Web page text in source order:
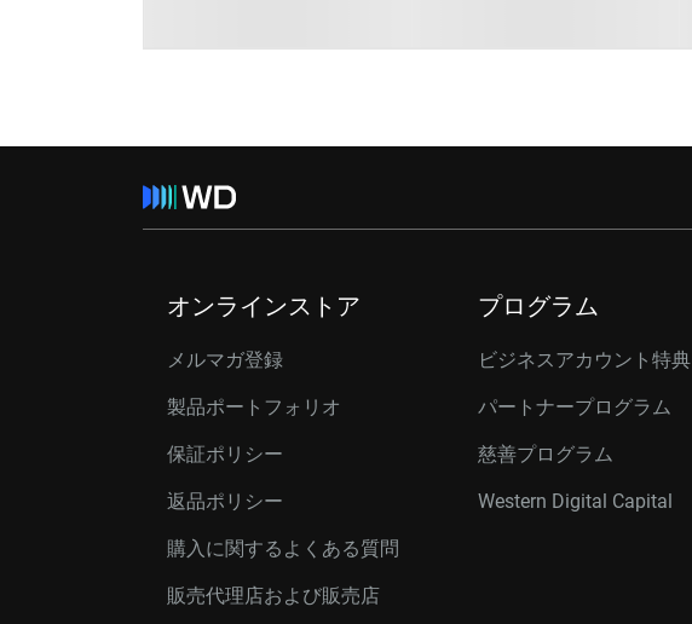
オンラインストア
メルマガ登録
製品ポートフォリオ
保証ポリシー
返品ポリシー
購入に関するよくある質問
販売代理店および販売店
プログラム
ビジネスアカウント特典
パートナープログラム
慈善プログラム
Western Digital Capital